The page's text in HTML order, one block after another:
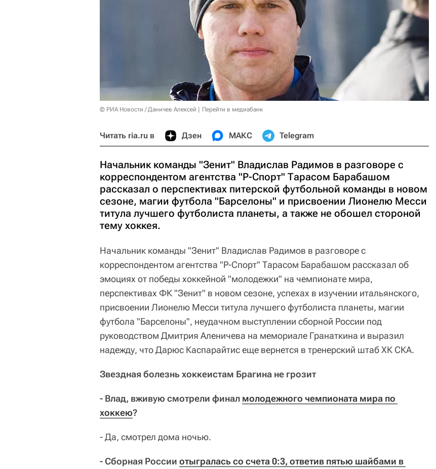
© РИА Новости / Даничев Алексей Перейти в медиабанк
Читать ria.ru в Дзен МАКС Telegram
Начальник команды "Зенит" Владислав Радимов в разговоре с
корреспондентом агентства "Р-Спорт" Тарасом Барабашом
рассказал о перспективах питерской футбольной команды в новом
сезоне, магии футбола "Барселоны" и присвоении Лионелю Месси
титула лучшего футболиста планеты, а также не обошел стороной
тему хоккея.
Начальник команды "Зенит" Владислав Радимов в разговоре с
корреспондентом агентства "Р-Спорт" Тарасом Барабашом рассказал об
эмоциях от победы хоккейной "молодежки" на чемпионате мира,
перспективах ФК "Зенит" в новом сезоне, успехах в изучении итальянского,
присвоении Лионелю Месси титула лучшего футболиста планеты, магии
футбола "Барселоны", неудачном выступлении сборной России под
руководством Дмитрия Аленичева на мемориале Гранаткина и выразил
надежду, что Дарюс Каспарайтис еще вернется в тренерский штаб ХК СКА.
Звездная болезнь хоккеистам Брагина не грозит
- Влад, вживую смотрели финал молодежного чемпионата мира по
хоккею?
- Да, смотрел дома ночью.
- Сборная России отыгралась со счета 0:3, ответив пятью шайбами в